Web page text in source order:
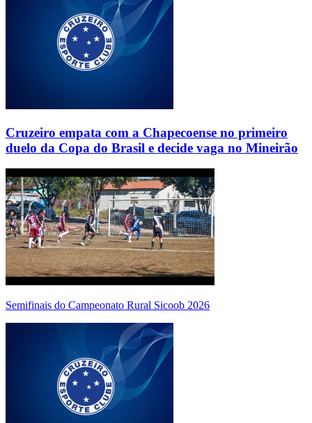
Cruzeiro empata com a Chapecoense no primeiro
duelo da Copa do Brasil e decide vaga no Mineirão
Semifinais do Campeonato Rural Sicoob 2026